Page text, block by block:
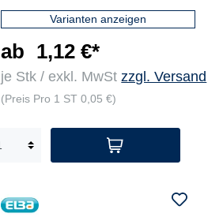
Varianten anzeigen
ab 1,12 €*
je Stk / exkl. MwStzzgl. Versand
(Preis Pro 1 ST 0,05 €)